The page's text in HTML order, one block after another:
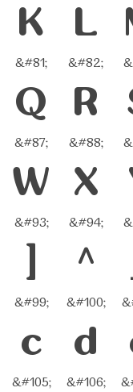
K L
&#81;
Q
&#82;
R
&#87;
W
&#88;
X
&#93;
]
&#94;
^
&#99;
c
&#100;
d
&#105; &#106;